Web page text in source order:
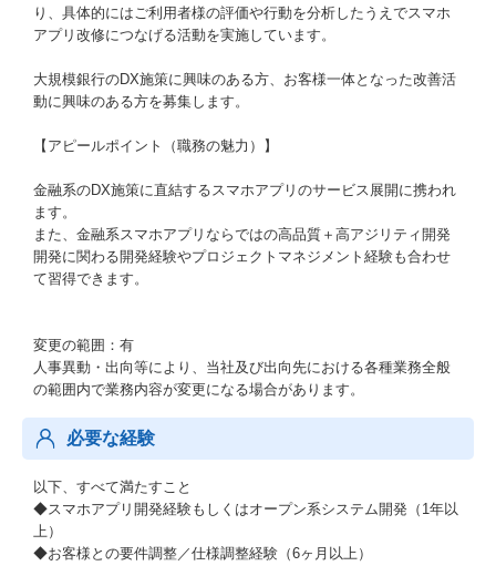
り、具体的にはご利用者様の評価や行動を分析したうえでスマホ
アプリ改修につなげる活動を実施しています。
大規模銀行のDX施策に興味のある方、お客様一体となった改善活
動に興味のある方を募集します。
【アピールポイント（職務の魅力）】
金融系のDX施策に直結するスマホアプリのサービス展開に携われ
ます。
また、金融系スマホアプリならではの高品質＋高アジリティ開発
開発に関わる開発経験やプロジェクトマネジメント経験も合わせ
て習得できます。
変更の範囲：有
人事異動・出向等により、当社及び出向先における各種業務全般
の範囲内で業務内容が変更になる場合があります。
必要な経験
以下、すべて満たすこと
◆スマホアプリ開発経験もしくはオープン系システム開発（1年以
上）
◆お客様との要件調整／仕様調整経験（6ヶ月以上）